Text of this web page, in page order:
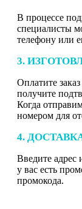
В процессе
специалисты
телефону или
3.
Оплатите
получите
Когда
номером для
4.
Введите адрес
у вас есть
промокода.